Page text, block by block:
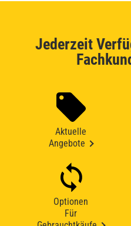
Jederzeit
Aktuelle
Angebote
Optionen
Für